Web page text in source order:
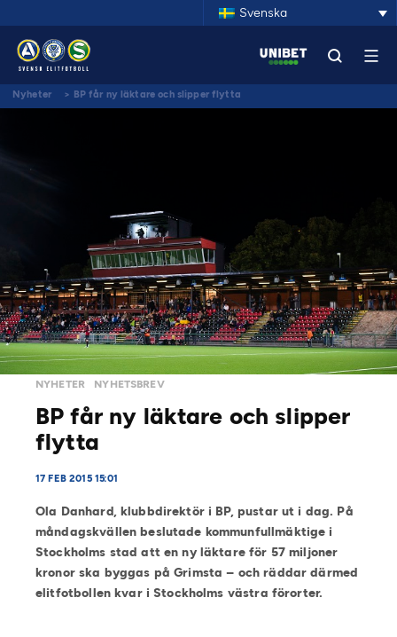
Svenska
Nyheter > BP får ny läktare och slipper flytta
NYHETER NYHETSBREV
BP får ny läktare och slipper
flytta
17 FEB 2015 15:01
Ola Danhard, klubbdirektör i BP, pustar ut i dag. På
måndagskvällen beslutade kommunfullmäktige i
Stockholms stad att en ny läktare för 57 miljoner
kronor ska byggas på Grimsta – och räddar därmed
elitfotbollen kvar i Stockholms västra förorter.